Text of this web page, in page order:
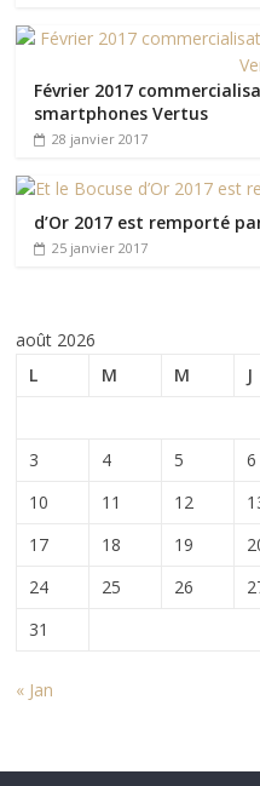
Février 2017
smartphones Vertus
28 janvier 2017
d’Or 2017 est remporté
25 janvier 2017
août 2026
L
M M J
3
4 5 6
10
11 12
17
18 19
24
25 26
31
« Jan